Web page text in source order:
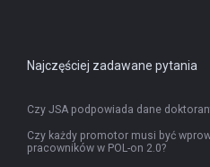
Najczęściej zadawane pytania
Czy JSA podpowiada dane
Czy każdy promotor musi być
pracowników w POL-on 2.0?